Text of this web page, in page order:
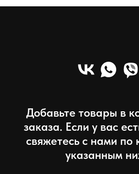
Добавьте товары в
заказа. Если у вас
свяжетесь с нами по
указанным